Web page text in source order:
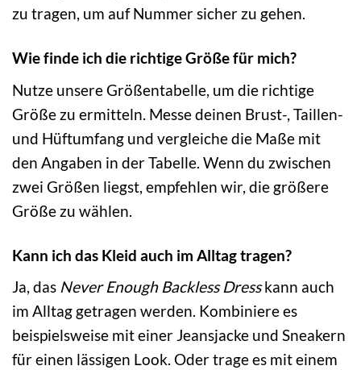
zu tragen, um auf Nummer sicher zu gehen.
Wie finde ich die richtige Größe für mich?
Nutze unsere Größentabelle, um die richtige
Größe zu ermitteln. Messe deinen Brust-, Taillen-
und Hüftumfang und vergleiche die Maße mit
den Angaben in der Tabelle. Wenn du zwischen
zwei Größen liegst, empfehlen wir, die größere
Größe zu wählen.
Kann ich das Kleid auch im Alltag tragen?
Ja, das Never Enough Backless Dresskann auch
im Alltag getragen werden. Kombiniere es
beispielsweise mit einer Jeansjacke und Sneakern
für einen lässigen Look. Oder trage es mit einem